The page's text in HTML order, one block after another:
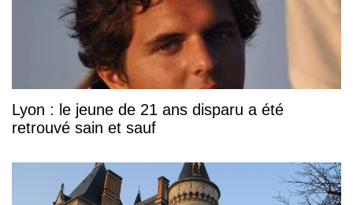
Lyon : le jeune de 21 ans disparu a été
retrouvé sain et sauf